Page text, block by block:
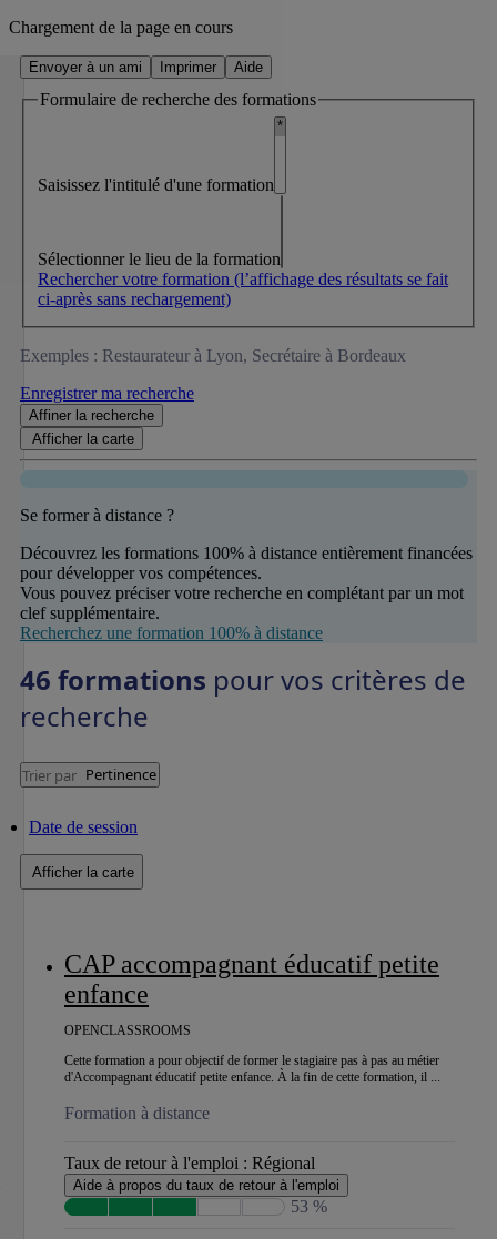
Chargement de la page en cours
Envoyer à un ami Imprimer Aide
Formulaire de recherche des formations
Saisissez l'intitulé d'une formation
Sélectionner le lieu de la formation
Rechercher votre formation (l’affichage des résultats se fait
ci-après sans rechargement)
Exemples : Restaurateur à Lyon, Secrétaire à Bordeaux
Enregistrer ma recherche
Affiner la recherche
Afficher la carte
Se former à distance ?
Découvrez les formations 100% à distance entièrement financées
pour développer vos compétences.
Vous pouvez préciser votre recherche en complétant par un mot
clef supplémentaire.
Recherchez une formation 100% à distance
46 formations pour vos critères de
recherche
Trier par Pertinence
Date de session
Afficher la carte
CAP accompagnant éducatif petite
enfance
OPENCLASSROOMS
Cette formation a pour objectif de former le stagiaire pas à pas au métier
d'Accompagnant éducatif petite enfance. À la fin de cette formation, il ...
Formation à distance
Taux de retour à l'emploi : Régional
Aide à propos du taux de retour à l'emploi
53 %